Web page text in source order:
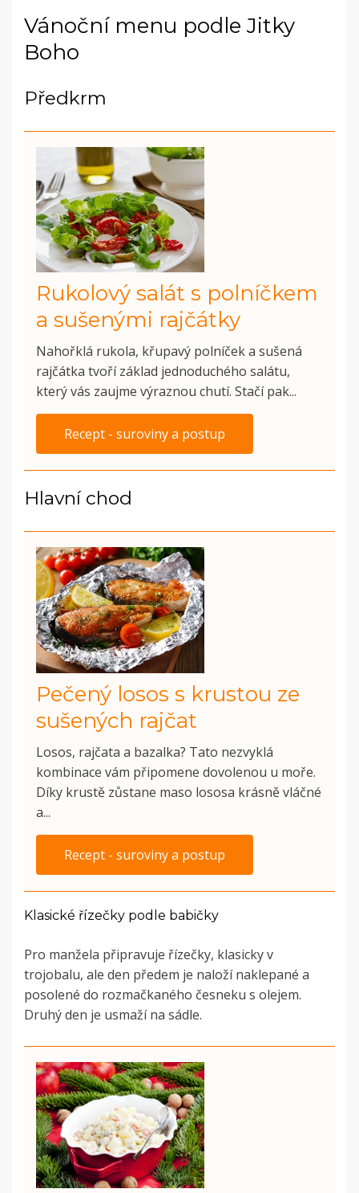
Vánoční menu podle Jitky
Boho
Předkrm
Rukolový salát s polníčkem
a sušenými rajčátky
Nahořklá rukola, křupavý polníček a sušená
rajčátka tvoří základ jednoduchého salátu,
který vás zaujme výraznou chutí. Stačí pak...
Recept - suroviny a postup
Hlavní chod
Pečený losos s krustou ze
sušených rajčat
Losos, rajčata a bazalka? Tato nezvyklá
kombinace vám připomene dovolenou u moře.
Díky krustě zůstane maso lososa krásně vláčné
a...
Recept - suroviny a postup
Klasické řízečky podle babičky
Pro manžela připravuje řízečky, klasicky v
trojobalu, ale den předem je naloží naklepané a
posolené do rozmačkaného česneku s olejem.
Druhý den je usmaží na sádle.